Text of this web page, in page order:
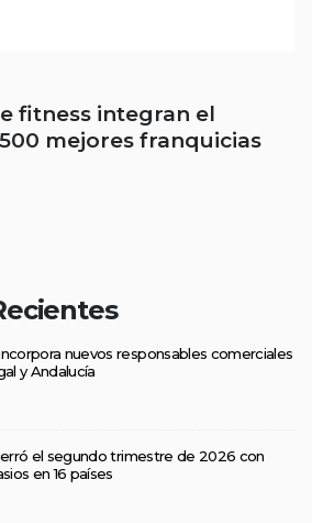
fitness integran el
mejores franquicias
nuevos responsables comerciales
y Andalucía
el segundo trimestre de 2026 con
en 16 países